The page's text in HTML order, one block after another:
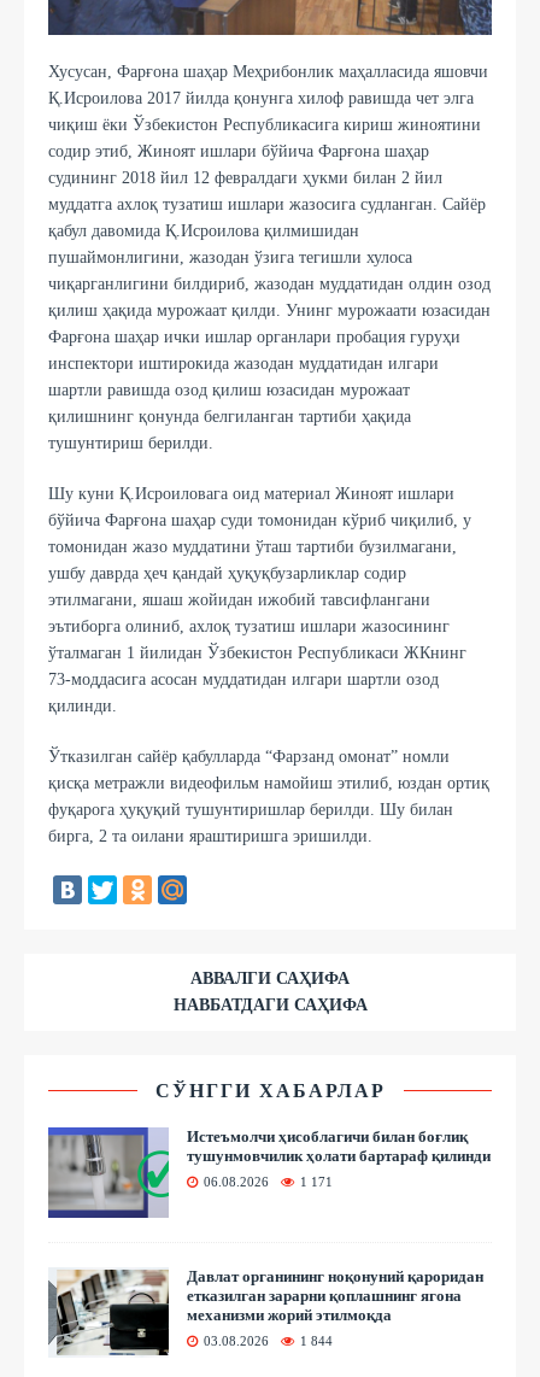
Хусусан, Фарғона шаҳар Меҳрибонлик маҳалласида яшовчи
Қ.Исроилова 2017 йилда қонунга хилоф равишда чет элга
чиқиш ёки Ўзбекистон Республикасига кириш жиноятини
содир этиб, Жиноят ишлари бўйича Фарғона шаҳар
судининг 2018 йил 12 февралдаги ҳукми билан 2 йил
муддатга ахлоқ тузатиш ишлари жазосига судланган. Сайёр
қабул давомида Қ.Исроилова қилмишидан
пушаймонлигини, жазодан ўзига тегишли хулоса
чиқарганлигини билдириб, жазодан муддатидан олдин озод
қилиш ҳақида мурожаат қилди. Унинг мурожаати юзасидан
Фарғона шаҳар ички ишлар органлари пробация гуруҳи
инспектори иштирокида жазодан муддатидан илгари
шартли равишда озод қилиш юзасидан мурожаат
қилишнинг қонунда белгиланган тартиби ҳақида
тушунтириш берилди.
Шу куни Қ.Исроиловага оид материал Жиноят ишлари
бўйича Фарғона шаҳар суди томонидан кўриб чиқилиб, у
томонидан жазо муддатини ўташ тартиби бузилмагани,
ушбу даврда ҳеч қандай ҳуқуқбузарликлар содир
этилмагани, яшаш жойидан ижобий тавсифлангани
эътиборга олиниб, ахлоқ тузатиш ишлари жазосининг
ўталмаган 1 йилидан Ўзбекистон Республикаси ЖКнинг
73-моддасига асосан муддатидан илгари шартли озод
қилинди.
Ўтказилган сайёр қабулларда “Фарзанд омонат” номли
қисқа метражли видеофильм намойиш этилиб, юздан ортиқ
фуқарога ҳуқуқий тушунтиришлар берилди. Шу билан
бирга, 2 та оилани яраштиришга эришилди.
АВВАЛГИ САҲИФА
НАВБАТДАГИ САҲИФА
СЎНГГИ ХАБАРЛАР
Истеъмолчи ҳисоблагичи билан боғлиқ
тушунмовчилик ҳолати бартараф қилинди
06.08.2026 1 171
Давлат органининг ноқонуний қароридан
етказилган зарарни қоплашнинг ягона
механизми жорий этилмоқда
03.08.2026 1 844